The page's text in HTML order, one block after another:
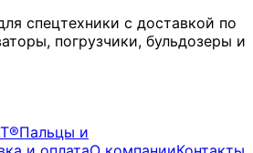
спецтехники с доставкой по
погрузчики, бульдозеры и
Пальцы и